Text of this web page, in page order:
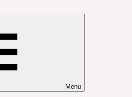
Menu